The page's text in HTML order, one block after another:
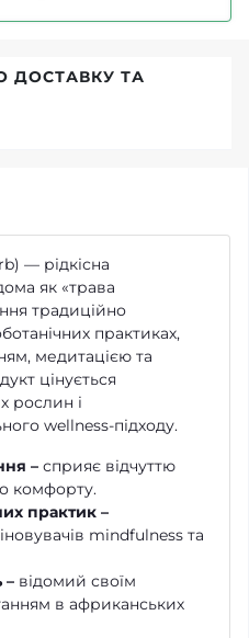
— рідкісна
як «трава
традиційно
практиках,
медитацією та
цінується
рослин і
wellness-підходу.
– сприяє відчуттю
комфорту.
практик –
mindfulness та
– відомий своїм
в африканських
ДОСТАВКУ ТА